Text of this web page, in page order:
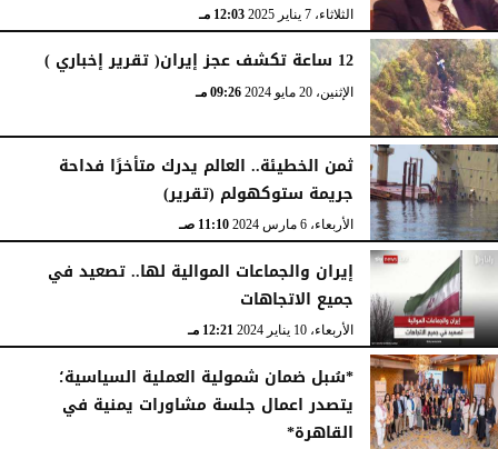
الثلاثاء، 7 يناير 2025 12:03 مـ
12 ساعة تكشف عجز إيران( تقرير إخباري )
الإثنين، 20 مايو 2024 09:26 مـ
ثمن الخطيئة.. العالم يدرك متأخرًا فداحة
جريمة ستوكهولم (تقرير)
الأربعاء، 6 مارس 2024 11:10 صـ
إيران والجماعات الموالية لها.. تصعيد في
جميع الاتجاهات
الأربعاء، 10 يناير 2024 12:21 مـ
*سُبل ضمان شمولية العملية السياسية؛
يتصدر اعمال جلسة مشاورات يمنية في
القاهرة*